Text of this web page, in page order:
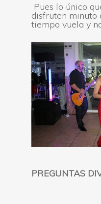
Pues lo único
disfruten minuto
tiempo vuela y
PREGUNTAS